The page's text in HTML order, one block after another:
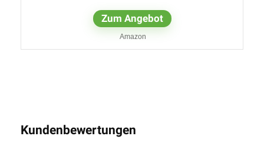
Zum Angebot
Amazon
Kundenbewertungen